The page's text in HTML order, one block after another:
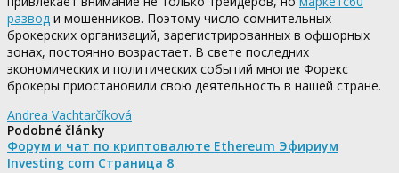
развод и мошенников. Поэтому число сомнительных
брокерских организаций, зарегистрированных в офшорных
зонах, постоянно возрастает. В свете последних
экономических и политических событий многие Форекс
брокеры приостановили свою деятельность в нашей стране.
Andrea Vachtarčíková
Podobné články
Форум и чат по криптовалюте Ethereum Эфириум
Investing com Страница 8